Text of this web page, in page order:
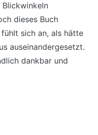
dieses Buch
sich an, als hätte
auseinandergesetzt.
dankbar und